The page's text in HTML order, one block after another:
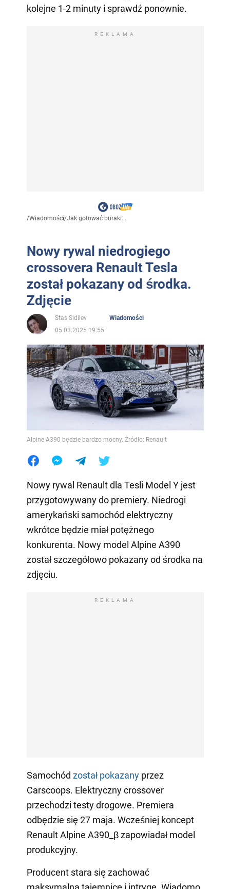
kolejne 1-2 minuty i sprawdź ponownie.
REKLAMA
/Wiadomości/Jak gotować buraki...
Nowy rywal niedrogiego
crossovera Renault Tesla
został pokazany od środka.
Zdjęcie
Stas Sidilev
Wiadomości
05.03.2025 19:55
Alpine A390 będzie bardzo mocny. Źródło: Renault
Nowy rywal Renault dla Tesli Model Y jest
przygotowywany do premiery. Niedrogi
amerykański samochód elektryczny
wkrótce będzie miał potężnego
konkurenta. Nowy model Alpine A390
został szczegółowo pokazany od środka na
zdjęciu.
REKLAMA
Samochód został pokazanyprzez
Carscoops. Elektryczny crossover
przechodzi testy drogowe. Premiera
odbędzie się 27 maja. Wcześniej koncept
Renault Alpine A390_β zapowiadał model
produkcyjny.
Producent stara się zachować